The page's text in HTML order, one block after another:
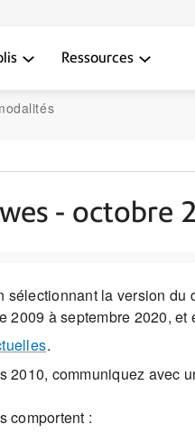
Ressources
- octobre
la version
2009 à septembre 2020,
.
2010, communiquez avec
comportent :